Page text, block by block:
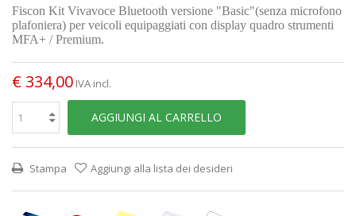
Fiscon Kit Vivavoce Bluetooth versione "Basic"(senza microfono
plafoniera) per veicoli equipaggiati con display quadro strumenti
MFA+ / Premium.
€ 334,00 IVA incl.
AGGIUNGI AL CARRELLO
Stampa Aggiungi alla lista dei desideri